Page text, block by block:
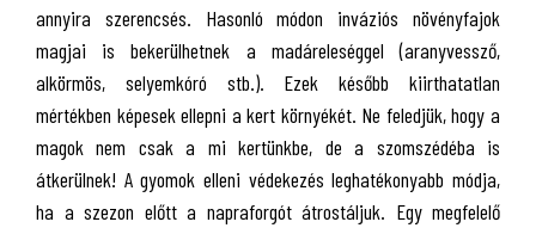
annyira szerencsés. Hasonló módon inváziós növényfajok
magjai is bekerülhetnek a madáreleséggel (aranyvessző,
alkörmös, selyemkóró stb.). Ezek később kiirthatatlan
mértékben képesek ellepni a kert környékét. Ne feledjük, hogy a
magok nem csak a mi kertünkbe, de a szomszédéba is
átkerülnek! A gyomok elleni védekezés leghatékonyabb módja,
ha a szezon előtt a napraforgót átrostáljuk. Egy megfelelő